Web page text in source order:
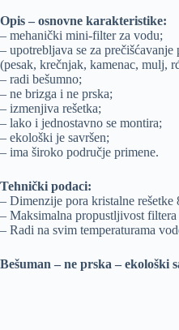
Opis – osnovne karakteristike:
– mehanički mini-filter za vodu;
– upotrebljava se za
(pesak, krečnjak, kamenac, mulj,
– radi bešumno;
– ne brizga i ne prska;
– izmenjiva rešetka;
– lako i jednostavno se montira;
– ekološki je savršen;
– ima široko područje primene.
Tehnički podaci:
– Dimenzije pora kristalne rešetke
– Maksimalna propustljivost
– Radi na svim temperaturama
Bešuman – ne prska – ekološki